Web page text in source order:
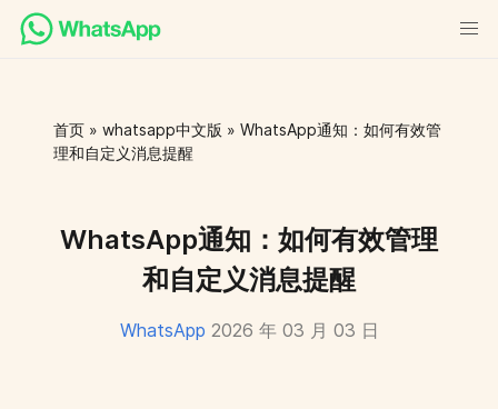
首页 » whatsapp中文版 » WhatsApp通知：如何有效管
理和自定义消息提醒
WhatsApp通知：如何有效管理
和自定义消息提醒
WhatsApp 2026 年 03 月 03 日